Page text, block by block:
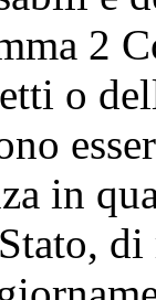
2
o
in